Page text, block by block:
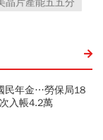
民年金…勞保局18
入帳4.2萬